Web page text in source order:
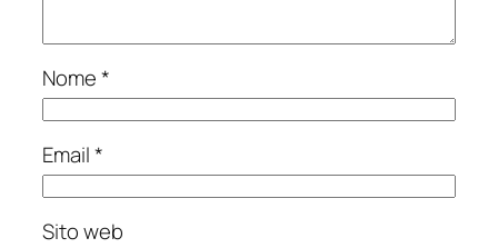
Nome*
Email*
Sito web